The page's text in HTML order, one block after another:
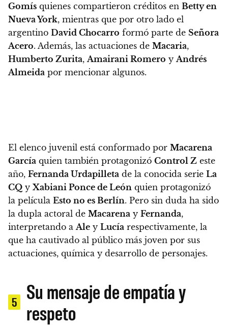
Gomís quienes compartieron créditos en Betty en
Nueva York, mientras que por otro lado el
argentino David Chocarro formó parte de Señora
Acero. Además, las actuaciones de Macaria,
Humberto Zurita, Amairani Romero y Andrés
Almeida por mencionar algunos.
El elenco juvenil está conformado por Macarena
García quien también protagonizó Control Z este
año, Fernanda Urdapilleta de la conocida serie La
CQ y Xabiani Ponce de León quien protagonizó
la película Esto no es Berlín. Pero sin duda ha sido
la dupla actoral de Macarena y Fernanda,
interpretando a Ale y Lucía respectivamente, la
que ha cautivado al público más joven por sus
actuaciones, química y desarrollo de personajes.
5
Su mensaje de empatía y
respeto